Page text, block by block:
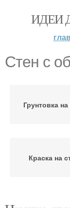
ИДЕИ
Стен с
Грунтовка
Краска на